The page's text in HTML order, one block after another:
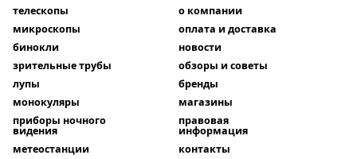
телескопы
микроскопы
бинокли
зрительные трубы
лупы
монокуляры
приборы ночного
видения
метеостанции
о компании
оплата и доставка
новости
обзоры и советы
бренды
магазины
правовая
информация
контакты